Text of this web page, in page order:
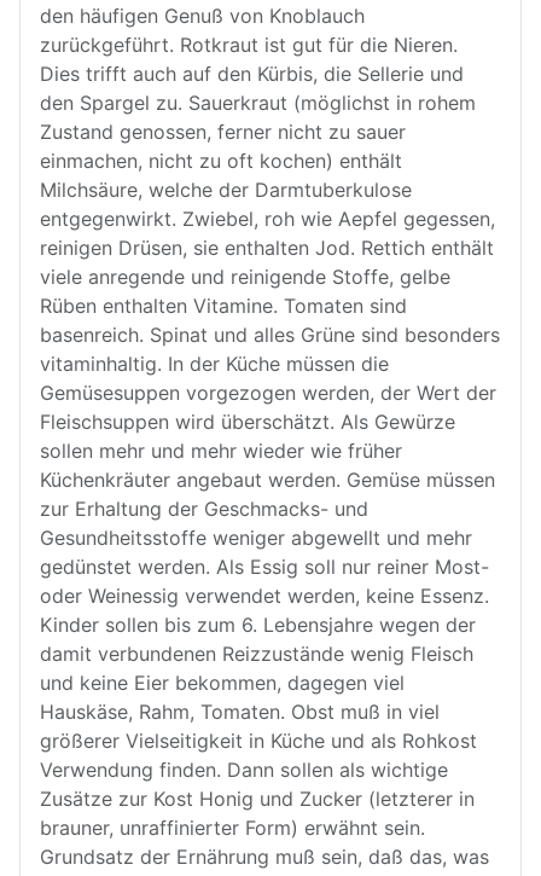
den häufigen Genuß von Knoblauch
zurückgeführt. Rotkraut ist gut für die Nieren.
Dies trifft auch auf den Kürbis, die Sellerie und
den Spargel zu. Sauerkraut (möglichst in rohem
Zustand genossen, ferner nicht zu sauer
einmachen, nicht zu oft kochen) enthält
Milchsäure, welche der Darmtuberkulose
entgegenwirkt. Zwiebel, roh wie Aepfel gegessen,
reinigen Drüsen, sie enthalten Jod. Rettich enthält
viele anregende und reinigende Stoffe, gelbe
Rüben enthalten Vitamine. Tomaten sind
basenreich. Spinat und alles Grüne sind besonders
vitaminhaltig. In der Küche müssen die
Gemüsesuppen vorgezogen werden, der Wert der
Fleischsuppen wird überschätzt. Als Gewürze
sollen mehr und mehr wieder wie früher
Küchenkräuter angebaut werden. Gemüse müssen
zur Erhaltung der Geschmacks- und
Gesundheitsstoffe weniger abgewellt und mehr
gedünstet werden. Als Essig soll nur reiner Most-
oder Weinessig verwendet werden, keine Essenz.
Kinder sollen bis zum 6. Lebensjahre wegen der
damit verbundenen Reizzustände wenig Fleisch
und keine Eier bekommen, dagegen viel
Hauskäse, Rahm, Tomaten. Obst muß in viel
größerer Vielseitigkeit in Küche und als Rohkost
Verwendung finden. Dann sollen als wichtige
Zusätze zur Kost Honig und Zucker (letzterer in
brauner, unraffinierter Form) erwähnt sein.
Grundsatz der Ernährung muß sein, daß das, was